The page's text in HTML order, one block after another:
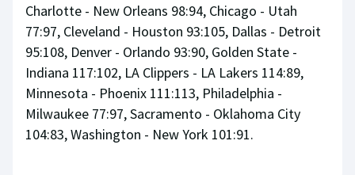
Charlotte - New Orleans 98:94, Chicago - Utah
77:97, Cleveland - Houston 93:105, Dallas - Detroit
95:108, Denver - Orlando 93:90, Golden State -
Indiana 117:102, LA Clippers - LA Lakers 114:89,
Minnesota - Phoenix 111:113, Philadelphia -
Milwaukee 77:97, Sacramento - Oklahoma City
104:83, Washington - New York 101:91.